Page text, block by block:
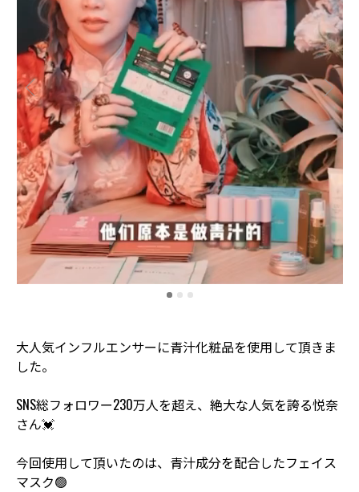
大人気インフルエンサーに青汁化粧品を使用して頂きま
した。
SNS総フォロワー230万人を超え、絶大な人気を誇る悦奈
さん💓
今回使用して頂いたのは、青汁成分を配合したフェイス
マスク🟢